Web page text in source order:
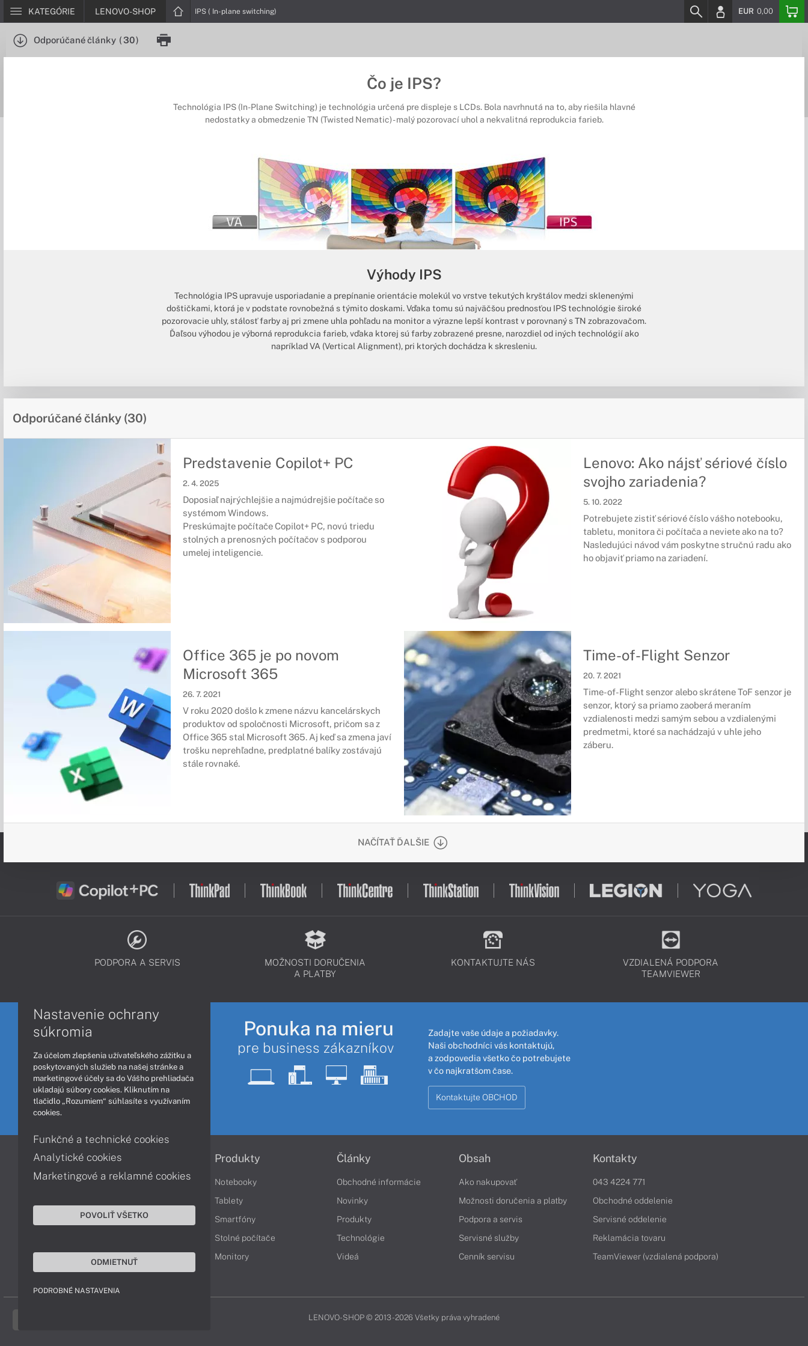
KATEGÓRIE LENOVO-SHOP IPS ( In-plane switching) EUR 0,00
Odporúčané články (30)
Čo je IPS?
Technológia IPS (In-Plane Switching) je technológia určená pre displeje s LCDs. Bola navrhnutá na to, aby riešila hlavné
nedostatky a obmedzenie TN (Twisted Nematic) - malý pozorovací uhol a nekvalitná reprodukcia farieb.
Výhody IPS
Technológia IPS upravuje usporiadanie a prepínanie orientácie molekúl vo vrstve tekutých kryštálov medzi sklenenými
doštičkami, ktorá je v podstate rovnobežná s týmito doskami. Vďaka tomu sú najväčšou prednosťou IPS technológie široké
pozorovacie uhly, stálosť farby aj pri zmene uhla pohľadu na monitor a výrazne lepší kontrast v porovnaný s TN zobrazovačom.
Ďaľsou výhodou je výborná reprodukcia farieb, vďaka ktorej sú farby zobrazené presne, narozdiel od iných technológií ako
napríklad VA (Vertical Alignment), pri ktorých dochádza k skresleniu.
Odporúčané články (30)
Predstavenie Copilot+ PC
2. 4. 2025
Doposiaľ najrýchlejšie a najmúdrejšie počítače so
systémom Windows.
Preskúmajte počítače Copilot+ PC, novú triedu
stolných a prenosných počítačov s podporou
umelej inteligencie.
Lenovo: Ako nájsť sériové číslo
svojho zariadenia?
5. 10. 2022
Potrebujete zistiť sériové číslo vášho notebooku,
tabletu, monitora či počítača a neviete ako na to?
Nasledujúci návod vám poskytne stručnú radu ako
ho objaviť priamo na zariadení.
Office 365 je po novom
Microsoft 365
26. 7. 2021
V roku 2020 došlo k zmene názvu kancelárskych
produktov od spoločnosti Microsoft, pričom sa z
Office 365 stal Microsoft 365. Aj keď sa zmena javí
trošku neprehľadne, predplatné balíky zostávajú
stále rovnaké.
Time-of-Flight Senzor
20. 7. 2021
Time-of-Flight senzor alebo skrátene ToF senzor je
senzor, ktorý sa priamo zaoberá meraním
vzdialenosti medzi samým sebou a vzdialenými
predmetmi, ktoré sa nachádzajú v uhle jeho
záberu.
NAČÍTAŤ ĎALŠIE
PODPORA A SERVIS
MOŽNOSTI DORUČENIA
A PLATBY
KONTAKTUJTE NÁS
VZDIALENÁ PODPORA
TEAMVIEWER
Ponuka na mieru
pre business zákazníkov
Zadajte vaše údaje a požiadavky.
Naši obchodníci vás kontaktujú,
a zodpovedia všetko čo potrebujete
v čo najkratšom čase.
Kontaktujte OBCHOD
Informácie
Obchodné podmienky
Ochrana osobných údajov
Vyhlásenie o prístupnosti
Cookies
Produkty
Notebooky
Tablety
Smartfóny
Stolné počítače
Monitory
Články
Obchodné informácie
Novinky
Produkty
Technológie
Videá
Obsah
Ako nakupovať
Možnosti doručenia a platby
Podpora a servis
Servisné služby
Cenník servisu
Kontakty
043 4224 771
Obchodné oddelenie
Servisné oddelenie
Reklamácia tovaru
TeamViewer (vzdialená podpora)
LENOVO-SHOP © 2013 - 2026 Všetky práva vyhradené
Nastavenie ochrany
súkromia
Za účelom zlepšenia užívateľského zážitku a
poskytovaných služieb na našej stránke a
marketingové účely sa do Vášho prehliadača
ukladajú súbory cookies. Kliknutím na
tlačidlo „Rozumiem“ súhlasíte s využívaním
cookies.
Funkčné a technické cookies
Analytické cookies
Marketingové a reklamné cookies
POVOLIŤ VŠETKO
ODMIETNUŤ
PODROBNÉ NASTAVENIA